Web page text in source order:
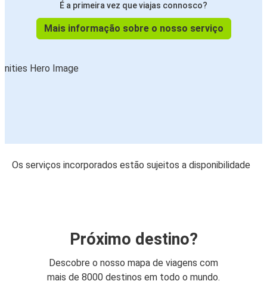
É a primeira vez que viajas connosco?
Mais informação sobre o nosso serviço
Os serviços incorporados estão sujeitos a disponibilidade
Próximo destino?
Descobre o nosso mapa de viagens com
mais de 8000 destinos em todo o mundo.